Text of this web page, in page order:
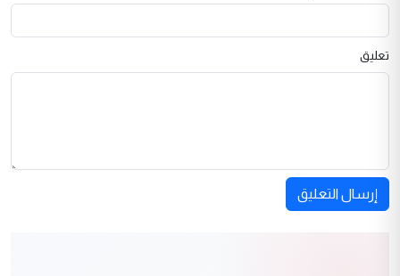
تعليق
إرسال التعليق